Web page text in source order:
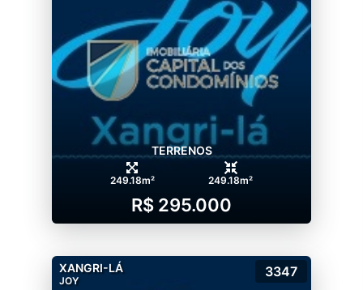
TERRENOS
249.18m² 249.18m²
R$ 295.000
XANGRI-LÁ
JOY
3347